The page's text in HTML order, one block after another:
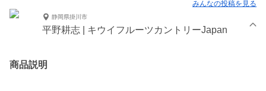
みんなの投稿を見る
静岡県掛川市
平野耕志 | キウイフルーツカントリーJapan
商品説明